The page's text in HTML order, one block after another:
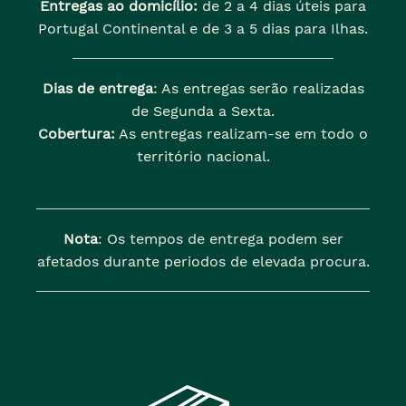
Entregas ao domicílio: de 2 a 4 dias úteis para
Portugal Continental e de 3 a 5 dias para Ilhas.
Dias de entrega: As entregas serão realizadas
de Segunda a Sexta.
Cobertura: As entregas realizam-se em todo o
território nacional.
Nota: Os tempos de entrega podem ser
afetados durante periodos de elevada procura.